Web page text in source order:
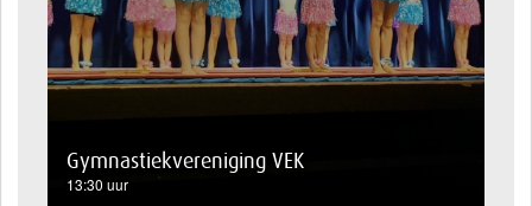
Gymnastiekvereniging VEK
13:30 uur